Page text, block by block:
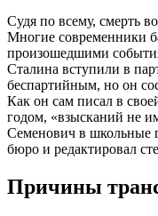
Судя по всему, смерть
Многие современники
произошедшими
Сталина вступили в
беспартийным, но он
Как он сам писал в
годом, «взысканий не
Семенович в школьные
бюро и редактировал
Причины